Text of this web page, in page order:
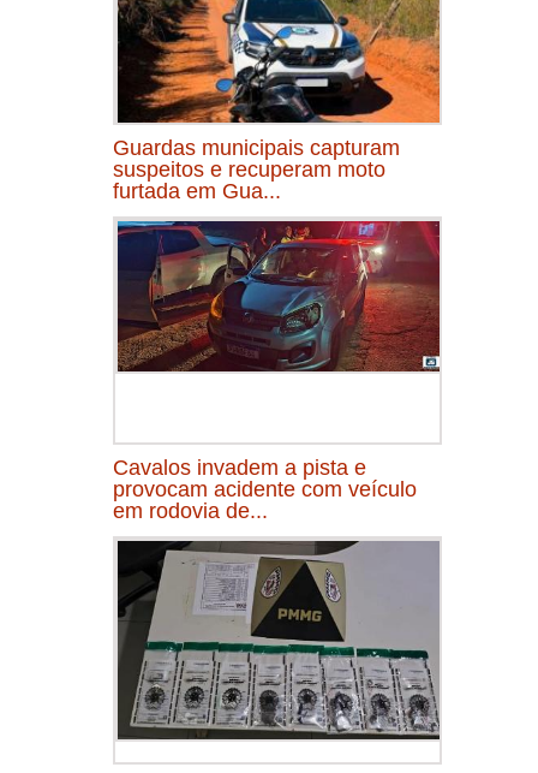
Guardas municipais capturam
suspeitos e recuperam moto
furtada em Gua...
Cavalos invadem a pista e
provocam acidente com veículo
em rodovia de...